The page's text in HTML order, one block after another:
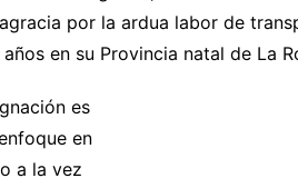
por la ardua labor de
en su Provincia natal de La
es
en
a la vez